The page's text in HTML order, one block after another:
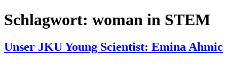
Schlagwort: woman in STEM
Unser JKU Young Scientist: Emina Ahmic